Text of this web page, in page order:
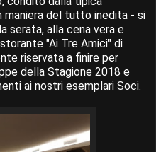
maniera del tutto inedita - si
serata, alla cena vera e
"Ai Tre Amici" di
riservata a finire per
della Stagione 2018 e
ai nostri esemplari Soci.